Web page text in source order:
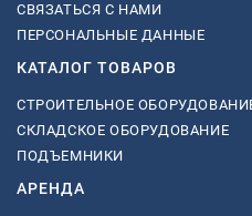
СВЯЗАТЬСЯ С НАМИ
ПЕРСОНАЛЬНЫЕ ДАННЫЕ
КАТАЛОГ ТОВАРОВ
СТРОИТЕЛЬНОЕ
СКЛАДСКОЕ ОБОРУДОВАНИЕ
ПОДЪЕМНИКИ
АРЕНДА